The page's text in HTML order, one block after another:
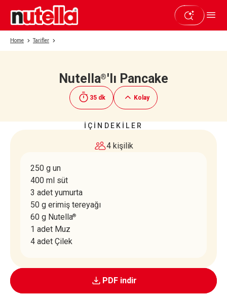
Home Tarifler
Nutella®'lı Pancake
35 dk Kolay
Beğendiyseniz paylaşın
İÇİNDEKİLER
4 kişilik
250 g un
400 ml süt
3 adet yumurta
50 g erimiş tereyağı
60 g Nutella®
1 adet Muz
4 adet Çilek
PDF indir